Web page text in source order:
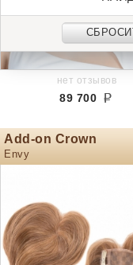
нет отзывов
89 700
Add-on Crown
Envy